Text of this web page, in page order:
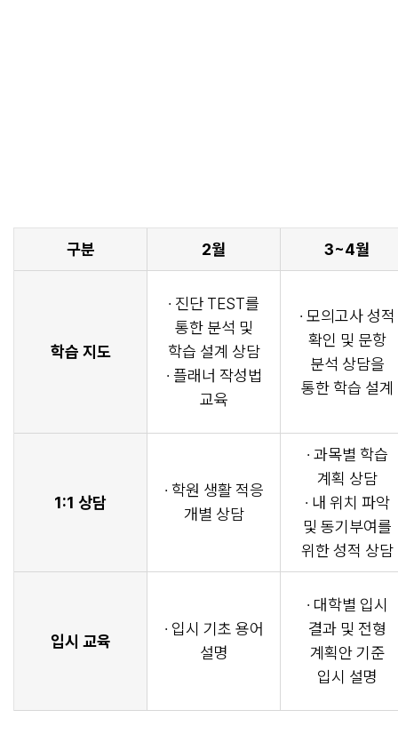
구분 2월 3~4월
학습 지도
· 진단 TEST를
통한 분석 및
학습 설계 상담
· 플래너 작성법
교육
· 모의고사 성적
확인 및 문항
분석 상담을
통한 학습 설계
1:1 상담
· 학원 생활 적응
개별 상담
· 과목별 학습
계획 상담
· 내 위치 파악
및 동기부여를
위한 성적 상담
입시 교육
· 입시 기초 용어
설명
· 대학별 입시
결과 및 전형
계획안 기준
입시 설명